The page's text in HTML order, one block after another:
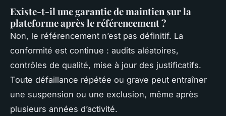
Existe-t-il une garantie de maintien sur la
plateforme après le référencement ?
Non, le référencement n’est pas définitif. La
conformité est continue : audits aléatoires,
contrôles de qualité, mise à jour des justificatifs.
Toute défaillance répétée ou grave peut entraîner
une suspension ou une exclusion, même après
plusieurs années d’activité.